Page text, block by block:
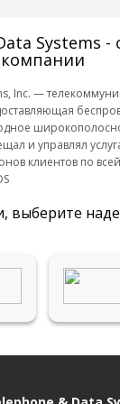
Systems -
компании
Inc. —
и управлял
клиентов по
выберите